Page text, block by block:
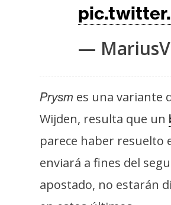
—
Prysm es una variante
Wijden, resulta que un
parece haber resuelto
enviará a fines del
apostado, no estarán